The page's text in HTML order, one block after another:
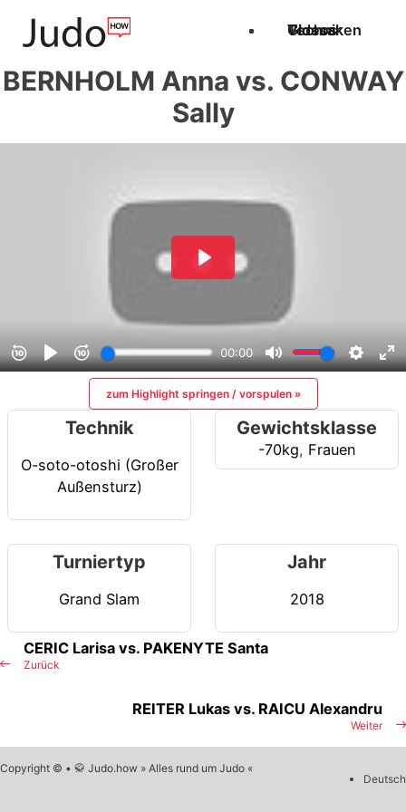
Techniken
Videos
Glossar
BERNHOLM Anna vs. CONWAY
Sally
zum Highlight springen / vorspulen »
Technik
O-soto-otoshi (Großer
Außensturz)
Gewichtsklasse
-70kg, Frauen
Turniertyp
Grand Slam
Jahr
2018
Zurück
CERIC Larisa vs. PAKENYTE Santa
Weiter
REITER Lukas vs. RAICU Alexandru
Copyright © • 🥋 Judo.how » Alles rund um Judo «
Deutsch